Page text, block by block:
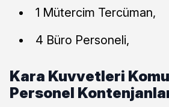
1 Mütercim Tercüman,
4 Büro Personeli,
Kara Kuvvetleri
Personel